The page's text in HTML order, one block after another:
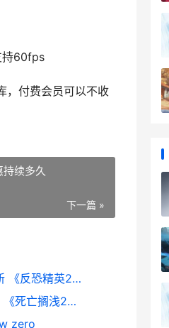
持60fps
，付费会员可以不收
续多久
下一篇 »
《反恐精英2》第三人称动画更新 《反恐精英2》直接安装游戏
《死亡搁浅2》PC版更新1.7补丁 《死亡搁浅2》PC修改器
zero